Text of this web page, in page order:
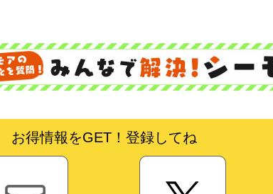
お得情報をGET！登録してね